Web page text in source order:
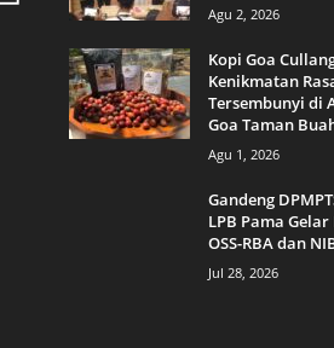
Agu 2, 2026
Kopi Goa
Kenikmatan
Tersembunyi di
Goa Taman
Agu 1, 2026
Gandeng
LPB Pama
OSS-RBA dan
Jul 28, 2026